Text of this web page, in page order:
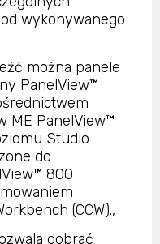
wykonywanego
można panele
PanelView™
ME PanelView™
Studio
do
800
(CCW).,
dobrać